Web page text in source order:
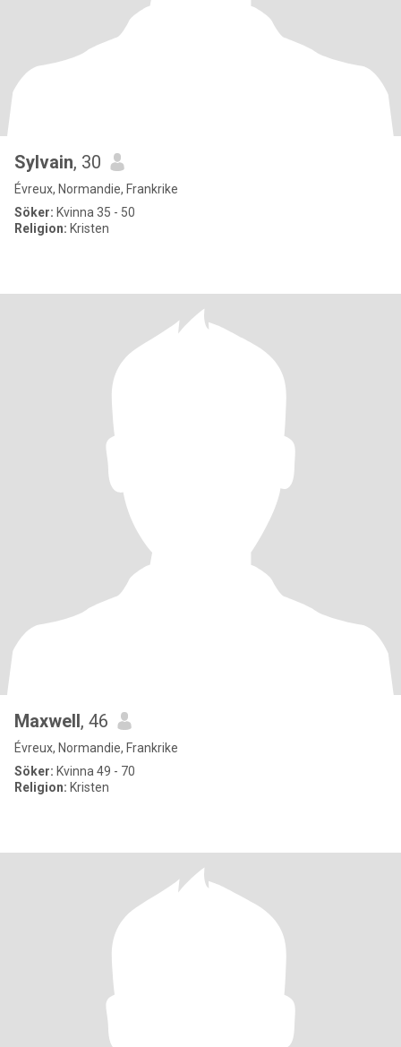
Sylvain, 30
Évreux, Normandie, Frankrike
Söker: Kvinna 35 - 50
Religion: Kristen
Maxwell, 46
Évreux, Normandie, Frankrike
Söker: Kvinna 49 - 70
Religion: Kristen